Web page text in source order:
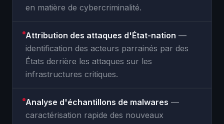
en matière de cybercriminalité.
Attribution des attaques d'État-nation —
identification des acteurs parrainés par des
États derrière les attaques sur les
infrastructures critiques.
Analyse d'échantillons de malwares —
caractérisation rapide des nouveaux